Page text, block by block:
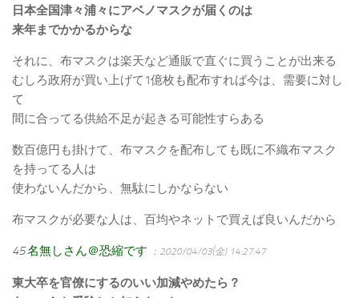
日本全国津々浦々にアベノマスクが届くのは
来年までかかるからな
それに、布マスクは楽天など通販で直ぐに買うことが出来る
むしろ政府が買い上げて1億枚も配布すれば今は、需要に対し
て
間に合ってる供給不足が起きる可能性すらある
数百億円も掛けて、布マスクを配布しても既に不織布マスク
を持ってる人は
使わないんだから、無駄にしかならない
布マスクが必要な人は、百均やネットで買えば良いんだから
45名無しさん＠恐縮です ：2020/04/03(金) 14:27:47
東大卒を官僚にするのいい加減やめたら？